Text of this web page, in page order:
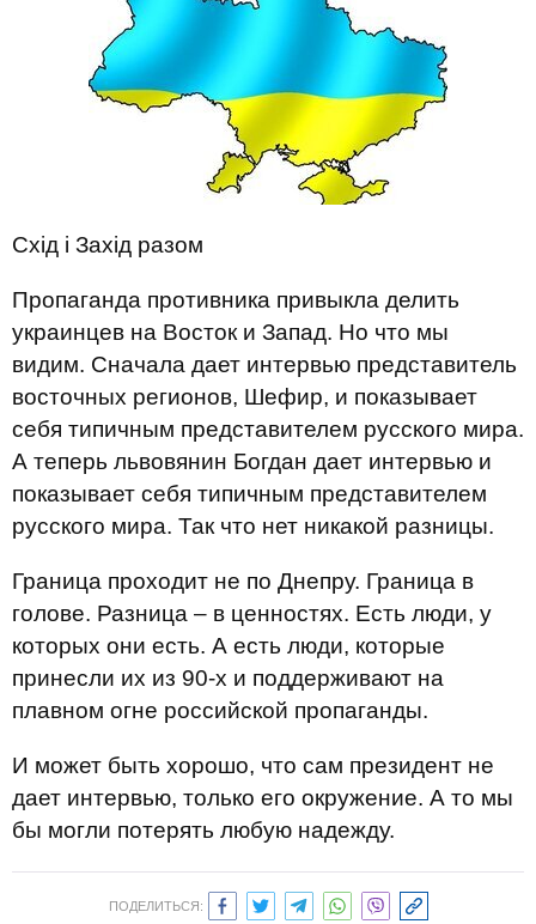
Схід і Захід разом
Пропаганда противника привыкла делить
украинцев на Восток и Запад. Но что мы
видим. Сначала дает интервью представитель
восточных регионов, Шефир, и показывает
себя типичным представителем русского мира.
А теперь львовянин Богдан дает интервью и
показывает себя типичным представителем
русского мира. Так что нет никакой разницы.
Граница проходит не по Днепру. Граница в
голове. Разница – в ценностях. Есть люди, у
которых они есть. А есть люди, которые
принесли их из 90-х и поддерживают на
плавном огне российской пропаганды.
И может быть хорошо, что сам президент не
дает интервью, только его окружение. А то мы
бы могли потерять любую надежду.
ПОДЕЛИТЬСЯ: